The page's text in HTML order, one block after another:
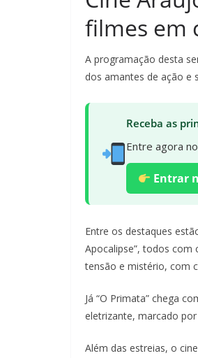
filmes em
A programação desta
dos amantes de ação e
Receba as
Entre agora
Entrar
Entre os destaques
Apocalipse”, todos com
tensão e mistério, com
Já “O Primata” chega
eletrizante, marcado
Além das estreias, o